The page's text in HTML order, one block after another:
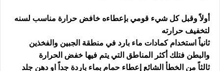
أولاً وقبل كل شيء قومي بإعطاءه خافض حرارة مناسب لسنه
لتخفيف حرارته
ثانياً استخدام كمادات ماء بارد في منطقة الجبين والفخذين
والبطن فتلك أكثر المناطق التي يتم فيها خفض الحرارة
ثالثاً من الخطأ الشائع إعطاء حمام بماء باردة جداً او دهن جلد